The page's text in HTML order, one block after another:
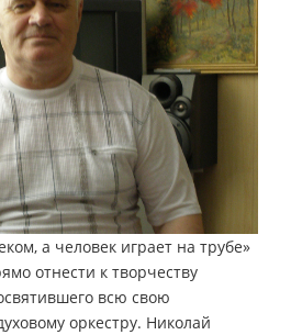
а человек играет на трубе»
отнести к творчеству
всю свою
оркестру. Николай